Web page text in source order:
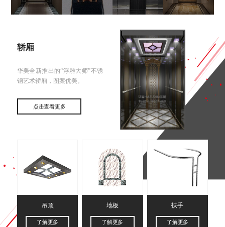
轿厢
华美全新推出的“浮雕大师”不锈
钢艺术轿厢，图案优美。
点击查看更多
吊顶
了解更多
地板
了解更多
扶手
了解更多